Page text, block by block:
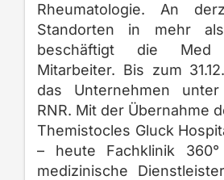
Rheumatologie. An
Standorten in mehr
beschäftigt die Med
Mitarbeiter. Bis zum
das Unternehmen
RNR. Mit der Übernahme
Themistocles Gluck
– heute Fachklinik
medizinische